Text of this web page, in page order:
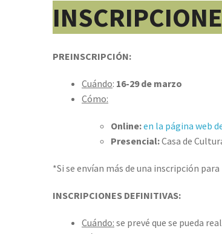
PREINSCRIPCIÓN:
Cuándo: 16-29 de marzo
Cómo:
Online:en la página web
Presencial:Casa de
*Si se envían más de una inscripción
INSCRIPCIONES DEFINITIVAS:
Cuándo: se prevé que se pueda